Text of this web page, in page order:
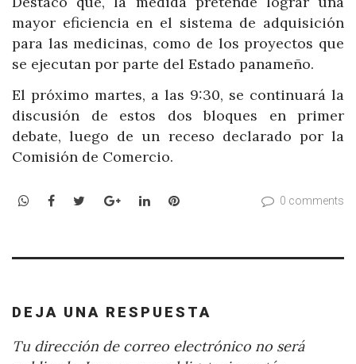
mayor eficiencia en el sistema de adquisición
para las medicinas, como de los proyectos que
se ejecutan por parte del Estado panameño.
El próximo martes, a las 9:30, se continuará la
discusión de estos dos bloques en primer
debate, luego de un receso declarado por la
Comisión de Comercio.
WhatsApp
Facebook
TwitterGoogle+LinkedInPinterest 0 comments
DEJA UNA RESPUESTA
Tu dirección de correo electrónico no será